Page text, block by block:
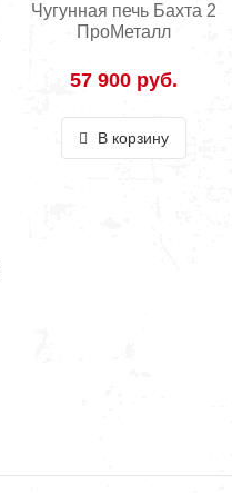
Чугунная печь Бахта 2
ПроМеталл
57 900 руб.
В корзину